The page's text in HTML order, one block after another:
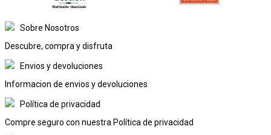
Sobre Nosotros
Descubre, compra y disfruta
Envios y devoluciones
Informacion de envios y devoluciones
Política de privacidad
Compre seguro con nuestra Política de privacidad